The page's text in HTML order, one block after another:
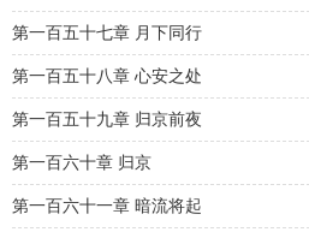
第一百五十七章 月下同行
第一百五十八章 心安之处
第一百五十九章 归京前夜
第一百六十章 归京
第一百六十一章 暗流将起